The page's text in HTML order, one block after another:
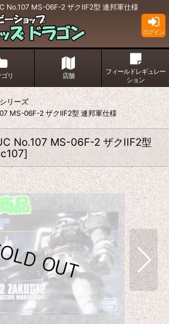
No.107 MS-06F-2 ザクIIF2型 連邦軍仕様
ログイン
リ 店舗
フィールドレギュレー
ション
リーズ
MS-06F-2 ザクIIF2型 連邦軍仕様
No.107 MS-06F-2 ザクIIF2型
]